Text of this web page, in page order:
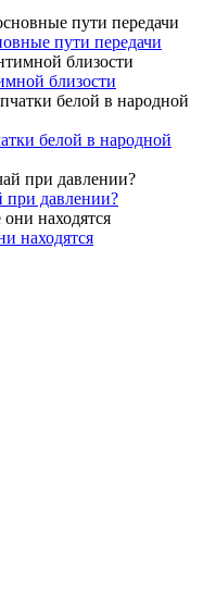
пути передачи
близости
белой в народной
при давлении?
находятся